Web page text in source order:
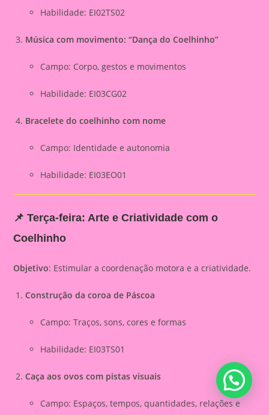
Habilidade: EI02TS02
Música com movimento: “Dança do Coelhinho”
Campo: Corpo, gestos e movimentos
Habilidade: EI03CG02
Bracelete do coelhinho com nome
Campo: Identidade e autonomia
Habilidade: EI03EO01
📌 Terça-feira: Arte e Criatividade com o
Coelhinho
Objetivo: Estimular a coordenação motora e a criatividade.
Construção da coroa de Páscoa
Campo: Traços, sons, cores e formas
Habilidade: EI03TS01
Caça aos ovos com pistas visuais
Campo: Espaços, tempos, quantidades, relações e